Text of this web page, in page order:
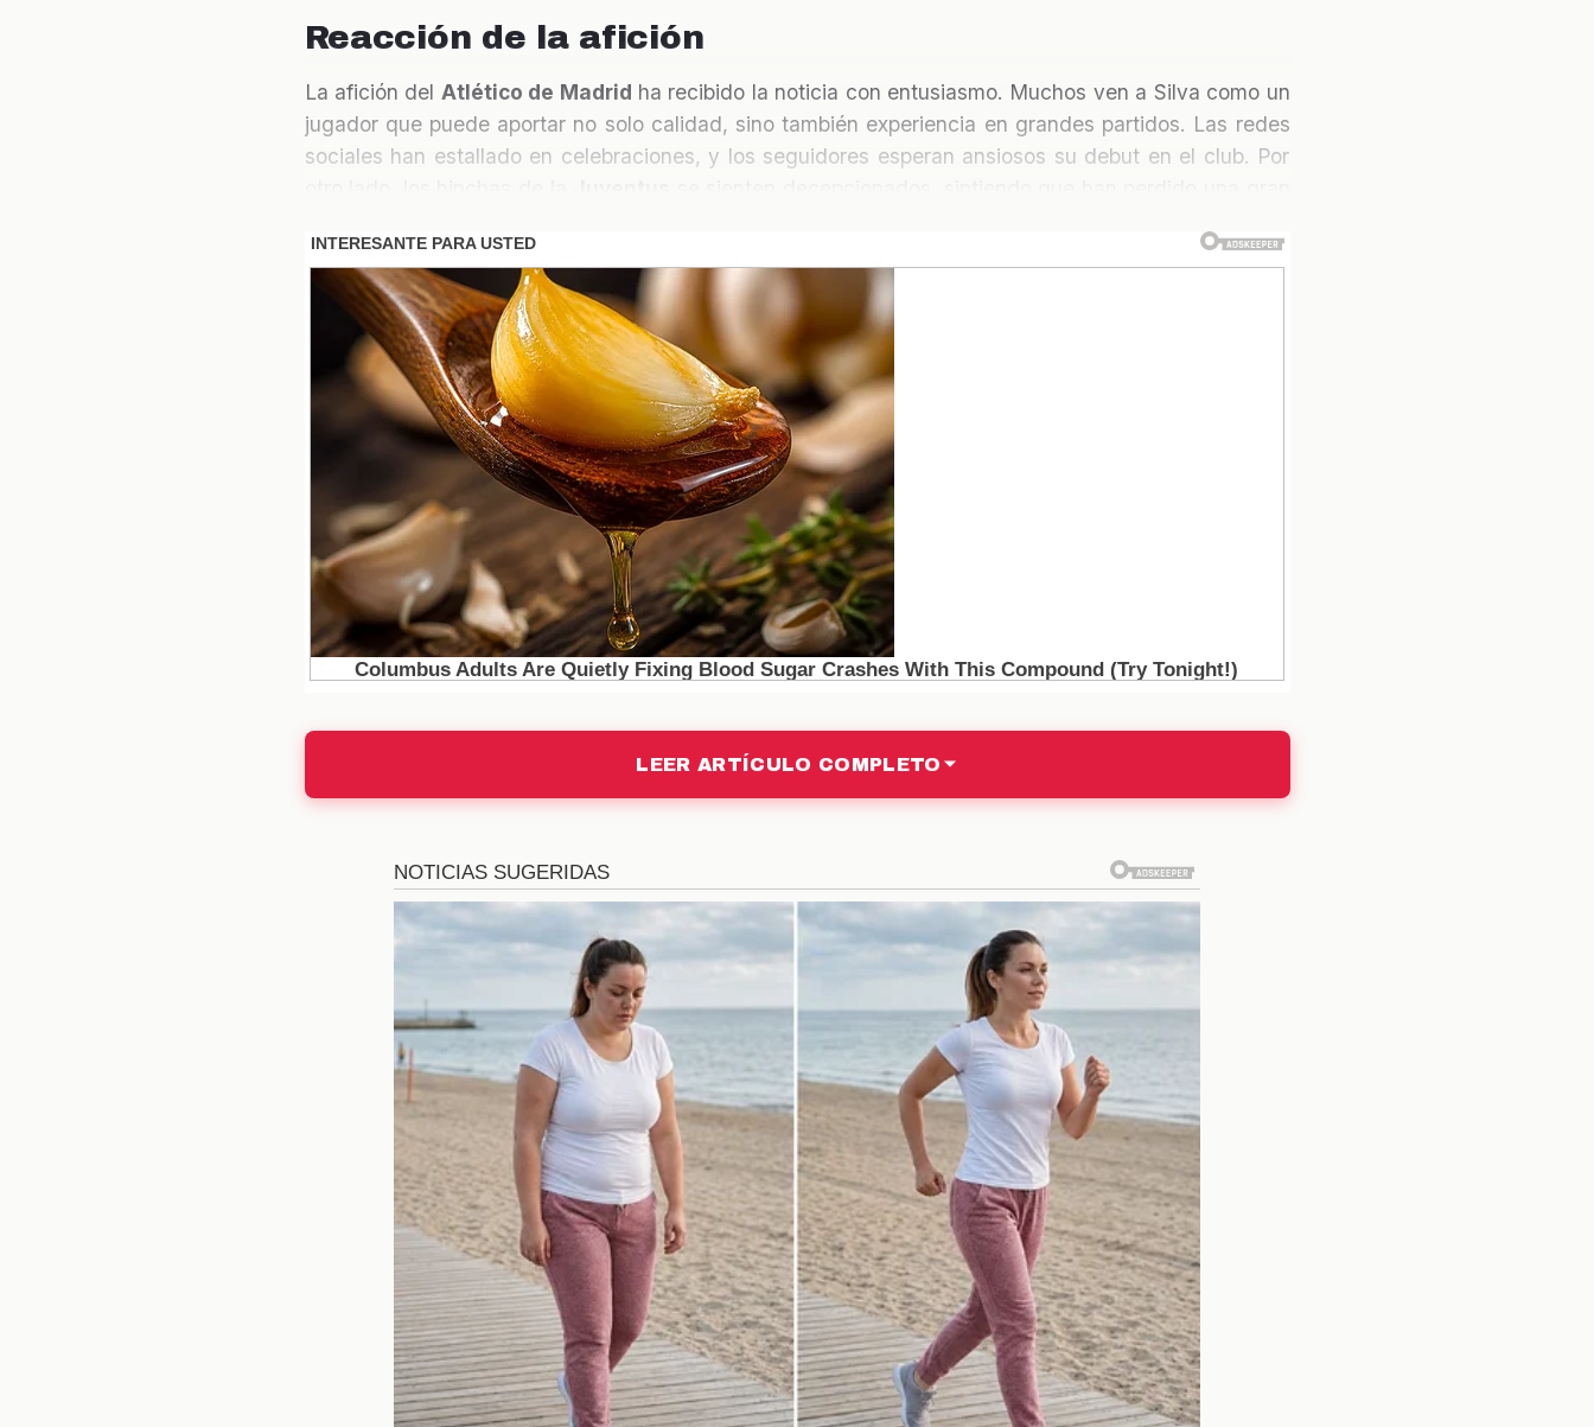
Reacción de la afición
La afición del Atlético de Madrid ha recibido la noticia con entusiasmo. Muchos ven a Silva como un
jugador que puede aportar no solo calidad, sino también experiencia en grandes partidos. Las redes
sociales han estallado en celebraciones, y los seguidores esperan ansiosos su debut en el club. Por
Consecuencias para la Juventus
La negativa de Silva a unirse a laJuventusplantea interrogantes sobre la estrategia de fichajes del
club italiano. Este movimiento podría llevar a la Juventus a buscar alternativas en el mercado,
especialmente en un momento en que necesitan reforzar su mediocampo. La presión sobre la
dirección deportiva aumentará, ya que deberán encontrar un jugador que pueda llenar el vacío que
El futuro de Bernardo Silva
Al unirse alAtlético de Madrid, Bernardo Silva tiene la oportunidad de demostrar su valía en una de
las ligas más competitivas del mundo. Si logra adaptarse rápidamente al estilo de Simeone, podría
convertirse en una figura clave en el equipo. Además, su rendimiento en el Atlético podría abrirle
nuevo capítulo en el fútbol.
El estilo de juego de Simeone
Diego Simeone es conocido por su enfoque táctico y su capacidad para maximizar el rendimiento de
sus jugadores. El estilo de juego delAtlético de Madridse basa en la solidez defensiva y la rapidez
en transiciones ofensivas. Silva, con su capacidad para leer el juego y hacer pases precisos, encajará
perfectamente en este sistema. Su habilidad para moverse entre líneas y crear oportunidades será
vital para el éxito del equipo.
Las estadísticas de Bernardo Silva
Bernardo Silva ha demostrado ser un jugador clave en sus anteriores clubes. A continuación, se
presentan algunas estadísticas que destacan su rendimiento:
Goles en la última temporada:12 goles en competiciones de clubes.
Asistencias:8 asistencias, mostrando su capacidad para crear oportunidades.
Porcentaje de pases completados:85%, lo que refleja su precisión en el juego.
Estos números subrayan su potencial para impactar en elAtlético de Madrid.
El contexto del mercado de fichajes
LEER ARTÍCULO COMPLETO